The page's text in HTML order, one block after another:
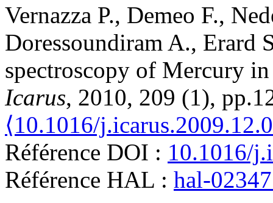
Vernazza P., Demeo F.,
Doressoundiram A., Erard
spectroscopy of Mercury
Icarus, 2010, 209 (1),
⟨10.1016/
Référence DOI : 10.1016/
Référence HAL : hal-